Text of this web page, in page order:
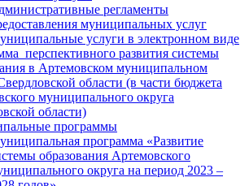
регламенты
муниципальных услуг
услуги в электронном виде
перспективного развития системы
в Артемовском муниципальном
области (в части бюджета
муниципального округа
области)
программы
программа «Развитие
образования Артемовского
округа на период 2023 –